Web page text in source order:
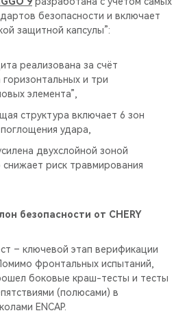
безопасности и включает
защитной капсулы”:
реализована за счёт
горизонтальных и три
элемента”,
структура включает 6 зон
удара,
двухслойной зоной
риск травмирования
безопасности от CHERY
– ключевой этап верификации
фронтальных испытаний,
боковые краш-тесты и тесты
(полюсами) в
ENCAP.